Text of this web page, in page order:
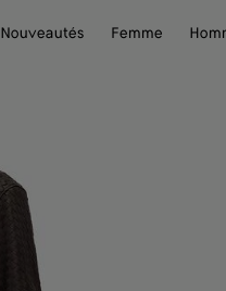
Nouveautés
Femme